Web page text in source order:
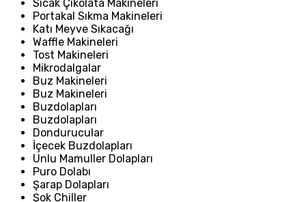
Sıcak Çikolata Makineleri
Portakal Sıkma Makineleri
Katı Meyve Sıkacağı
Waffle Makineleri
Tost Makineleri
Mikrodalgalar
Buz Makineleri
Buz Makineleri
Buzdolapları
Buzdolapları
Dondurucular
İçecek Buzdolapları
Unlu Mamuller Dolapları
Puro Dolabı
Şarap Dolapları
Şok Chiller